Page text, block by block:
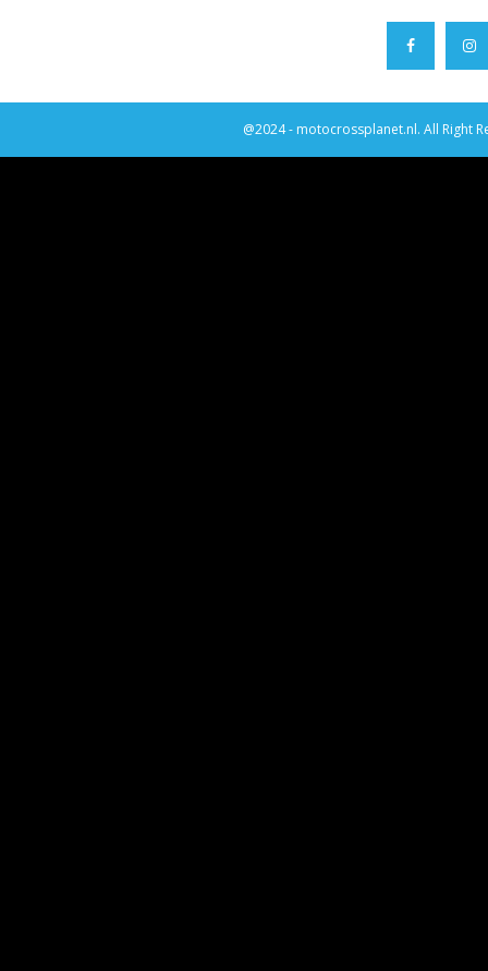
@2024 - motocrossplanet.nl. All Right